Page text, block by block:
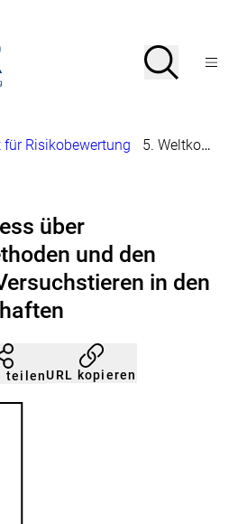
Suche
SucheMenü
Risikobewertung
5. Weltkongress über Alternativmethoden und den Einsatz von Versuchstieren in den Biowissenschaften
über
und den
in den
teilenURL kopieren